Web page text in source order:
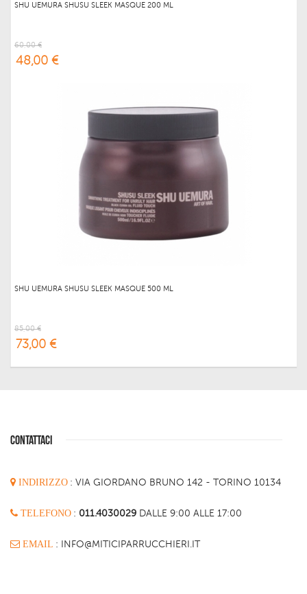
SHU UEMURA SHUSU SLEEK MASQUE 200 ML
60,00 €
48,00 €
SHU UEMURA SHUSU SLEEK MASQUE 500 ML
85,00 €
73,00 €
CONTATTACI
INDIRIZZO : VIA GIORDANO BRUNO 142 - TORINO 10134
TELEFONO : 011.4030029 DALLE 9:00 ALLE 17:00
EMAIL : INFO@MITICIPARRUCCHIERI.IT